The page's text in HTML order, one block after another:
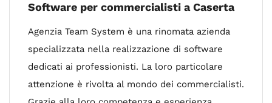
Software per commercialisti a Caserta
Agenzia Team System è una rinomata azienda
specializzata nella realizzazione di software
dedicati ai professionisti. La loro particolare
attenzione è rivolta al mondo dei commercialisti.